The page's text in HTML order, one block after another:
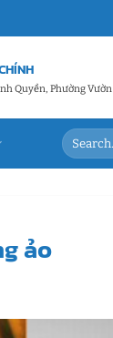
Quyền, Phường Vườn
ảo